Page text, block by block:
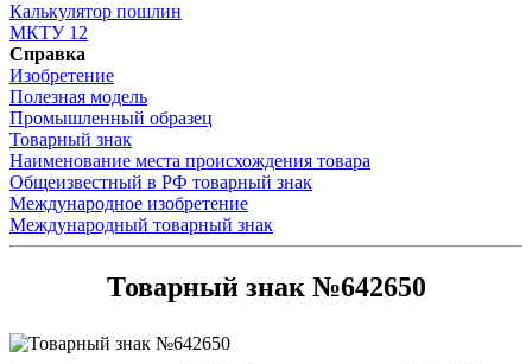
Калькулятор пошлин
МКТУ 12
Справка
Изобретение
Полезная модель
Промышленный образец
Товарный знак
Наименование места происхождения товара
Общеизвестный в РФ товарный знак
Международное изобретение
Международный товарный знак
Товарный знак №642650